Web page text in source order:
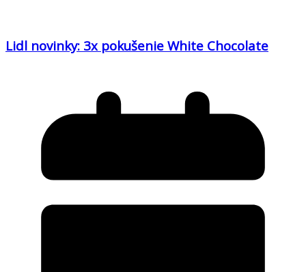
Lidl novinky: 3x pokušenie White Chocolate